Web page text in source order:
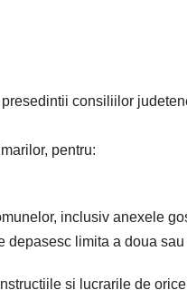
consiliilor
pentru:
inclusiv anexele
limita a doua
si lucrarile de